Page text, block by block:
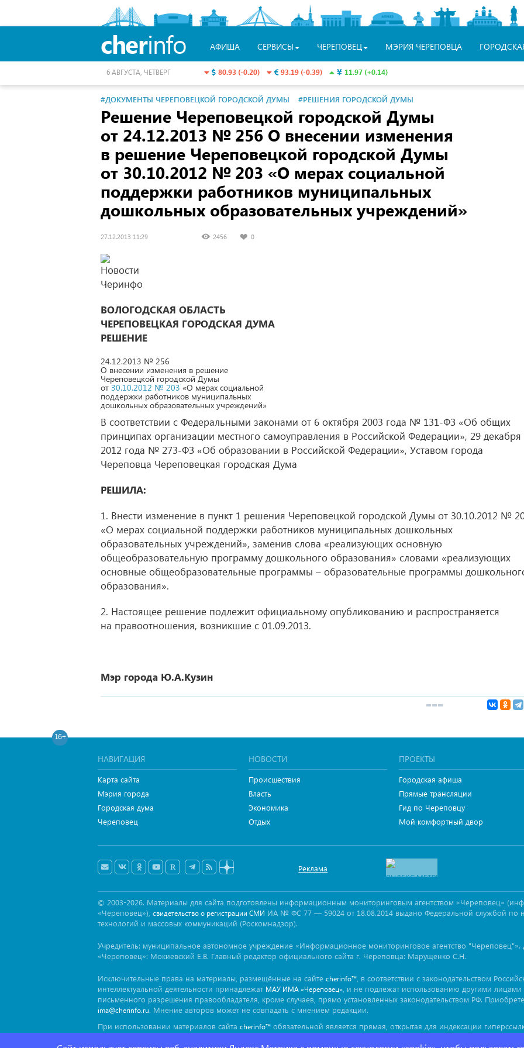
cherinfo АФИША СЕРВИСЫ ЧЕРЕПОВЕЦ МЭРИЯ ЧЕРЕПОВЦА
80.93 (-0.20) 93.19 (-0.39) 11.97 (+0.14)
6 АВГУСТА, ЧЕТВЕРГ
#ДОКУМЕНТЫ ЧЕРЕПОВЕЦКОЙ ГОРОДСКОЙ ДУМЫ #РЕШЕНИЯ ГОРОДСКОЙ ДУМЫ
Решение Череповецкой городской Думы
от 24.12.2013 № 256 О внесении изменения
в решение Череповецкой городской Думы
от 30.10.2012 № 203 «О мерах социальной
поддержки работников муниципальных
дошкольных образовательных учреждений»
27.12.2013 11:29 2456 0
ВОЛОГОДСКАЯ ОБЛАСТЬ
ЧЕРЕПОВЕЦКАЯ ГОРОДСКАЯ ДУМА
РЕШЕНИЕ
24.12.2013 № 256
О внесении изменения в решение
Череповецкой городской Думы
от30.10.2012 № 203 «О мерах социальной
поддержки работников муниципальных
дошкольных образовательных учреждений»
В соответствии с Федеральными законами от 6 октября 2003 года № 131-ФЗ «Об общих
принципах организации местного самоуправления в Российской Федерации», 29 декабря
2012 года № 273-ФЗ «Об образовании в Российской Федерации», Уставом города
Череповца Череповецкая городская Дума
РЕШИЛА:
1. Внести изменение в пункт 1 решения Череповецкой городской Думы от 30.10.2012 №
«О мерах социальной поддержки работников муниципальных дошкольных
образовательных учреждений», заменив слова «реализующих основную
общеобразовательную программу дошкольного образования» словами «реализующих
основные общеобразовательные программы – образовательные программы
образования».
2. Настоящее решение подлежит официальному опубликованию и распространяется
на правоотношения, возникшие с 01.09.2013.
Мэр города Ю.А.Кузин
16+
НАВИГАЦИЯ
Карта сайта
Мэрия города
Городская дума
Череповец
НОВОСТИ
Происшествия
Власть
Экономика
Отдых
ПРОЕКТЫ
Городская афиша
Прямые трансляции
Гид по Череповцу
Мой комфортный двор
Реклама
© 2003-2026. Материалы для сайта подготовлены информационным мониторинговым агентством «Череповец»
«Череповец»), свидетельство о регистрации СМИ ИА № ФС 77 — 59024 от 18.08.2014 выдано Федеральной службой по
технологий и массовых коммуникаций (Роскомнадзор).
Учредитель: муниципальное автономное учреждение «Информационное мониторинговое агентство
«Череповец»: Мокиевский Е.В. Главный редактор официального сайта г. Череповца: Марущенко С.Н.
Исключительные права на материалы, размещённые на сайте cherinfo™ , в соответствии с законодательством
интеллектуальной деятельности принадлежат МАУ ИМА «Череповец» , и не подлежат использованию другими
письменного разрешения правообладателя, кроме случаев, прямо установленных законодательством РФ.
ima@cherinfo.ru. Мнение авторов может не совпадать с мнением редакции.
При использовании материалов сайта cherinfo™ обязательной является прямая, открытая для индексации